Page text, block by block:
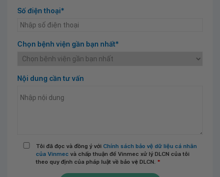
Số điện thoại*
Chọn bệnh viện gần bạn nhất*
Nội dung cần tư vấn
Tôi đã đọc và đồng ý với Chính sách bảo vệ dữ liệu cá nhân
của Vinmec và chấp thuận để Vinmec xử lý DLCN của tôi
theo quy định của pháp luật về bảo vệ DLCN. *